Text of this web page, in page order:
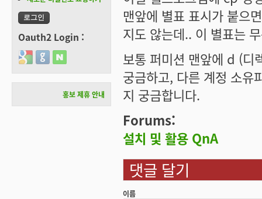
맨앞에 별표 표시가 붙으
지도 않는데.. 이 별표는
보통 퍼미션 맨앞에 d (디
궁금하고, 다른 계정 소유
지 궁금합니다.
Forums:
설치 및 활용 QnA
댓글 달기
이름
Oauth2 Login :
Login with Google
Login with GitHub
Login with Naver
홍보 제휴 안내